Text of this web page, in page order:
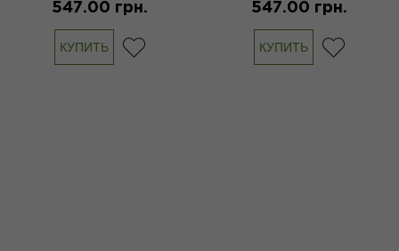
547.00 грн.
КУПИТЬ
547.00 грн.
КУПИТЬ